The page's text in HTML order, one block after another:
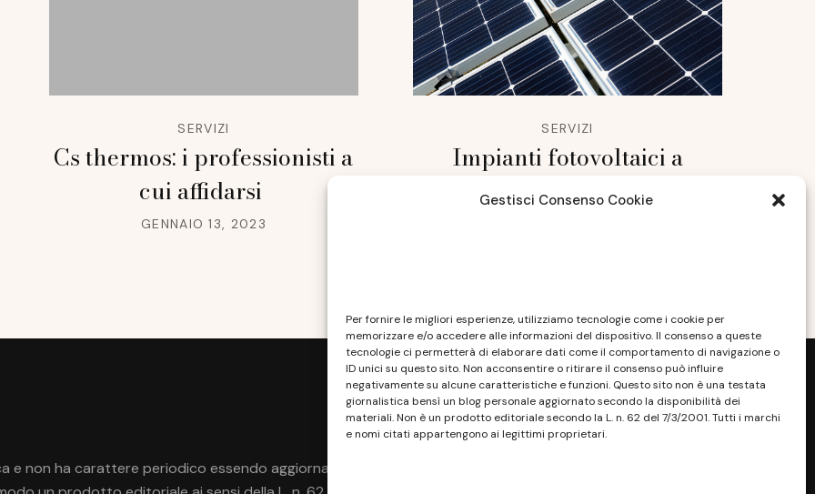
Gestisci Consenso Cookie
Per fornire le migliori esperienze, utilizziamo tecnologie come i cookie per
memorizzare e/o accedere alle informazioni del dispositivo. Il consenso a queste
tecnologie ci permetterà di elaborare dati come il comportamento di navigazione o
ID unici su questo sito. Non acconsentire o ritirare il consenso può influire
negativamente su alcune caratteristiche e funzioni. Questo sito non è una testata
giornalistica bensì un blog personale aggiornato secondo la disponibilità dei
materiali. Non è un prodotto editoriale secondo la L. n. 62 del 7/3/2001. Tutti i marchi
e nomi citati appartengono ai legittimi proprietari.
SERVIZI
Cs thermos: i professionisti a
cui affidarsi
GENNAIO 13, 2023
SERVIZI
Impianti fotovoltaici a
Pescara: a chi rivolgerti?
non ha carattere periodico essendo aggiornato secondo la disponibilità e la reperibilità dei materiali.